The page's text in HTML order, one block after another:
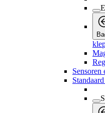
Sensoren